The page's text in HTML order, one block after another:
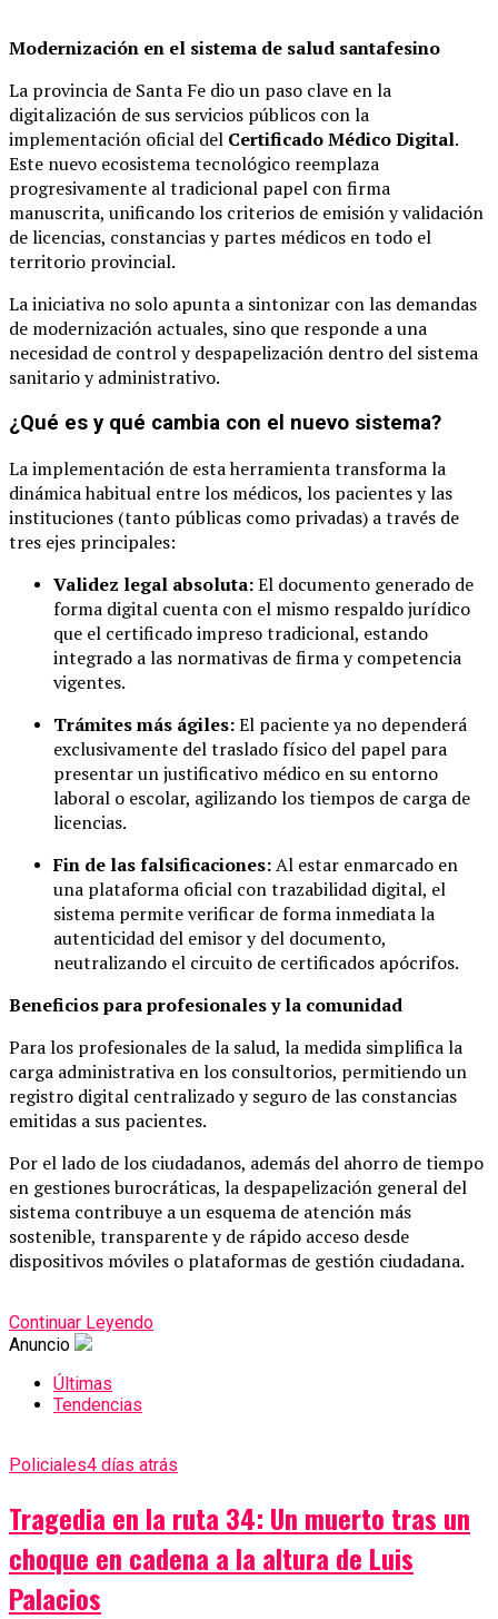
Modernización en el sistema de salud santafesino
La provincia de Santa Fe dio un paso clave en la
digitalización de sus servicios públicos con la
implementación oficial del Certificado Médico Digital.
Este nuevo ecosistema tecnológico reemplaza
progresivamente al tradicional papel con firma
manuscrita, unificando los criterios de emisión y validación
de licencias, constancias y partes médicos en todo el
territorio provincial.
La iniciativa no solo apunta a sintonizar con las demandas
de modernización actuales, sino que responde a una
necesidad de control y despapelización dentro del sistema
sanitario y administrativo.
¿Qué es y qué cambia con el nuevo sistema?
La implementación de esta herramienta transforma la
dinámica habitual entre los médicos, los pacientes y las
instituciones (tanto públicas como privadas) a través de
tres ejes principales:
Validez legal absoluta:El documento generado de
forma digital cuenta con el mismo respaldo jurídico
que el certificado impreso tradicional, estando
integrado a las normativas de firma y competencia
vigentes.
Trámites más ágiles:El paciente ya no dependerá
exclusivamente del traslado físico del papel para
presentar un justificativo médico en su entorno
laboral o escolar, agilizando los tiempos de carga de
licencias.
Fin de las falsificaciones:Al estar enmarcado en
una plataforma oficial con trazabilidad digital, el
sistema permite verificar de forma inmediata la
autenticidad del emisor y del documento,
neutralizando el circuito de certificados apócrifos.
Beneficios para profesionales y la comunidad
Para los profesionales de la salud, la medida simplifica la
carga administrativa en los consultorios, permitiendo un
registro digital centralizado y seguro de las constancias
emitidas a sus pacientes.
Por el lado de los ciudadanos, además del ahorro de tiempo
en gestiones burocráticas, la despapelización general del
sistema contribuye a un esquema de atención más
sostenible, transparente y de rápido acceso desde
dispositivos móviles o plataformas de gestión ciudadana.
Continuar Leyendo
Anuncio
Últimas
Tendencias
Policiales4 días atrás
Tragedia en la ruta 34: Un muerto tras un
choque en cadena a la altura de Luis
Palacios